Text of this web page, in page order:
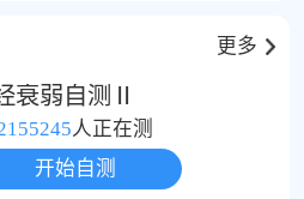
更多
衰弱自测Ⅱ
人正在测
开始自测